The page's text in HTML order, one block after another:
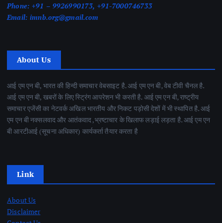
Phone: +91 – 9926990173, +91-7000746733
Email: imnb.org@gmail.com
About Us
आई एम एन बी, भारत की हिन्दी समाचार वेबसाइट है. आई एम एन बी, वेब टीवी चैनल है.
आई एम एन बी, खबरों के लिए स्ट्रिंग आपरेशन भी करती है. आई एम एन बी, राष्ट्रीय
समाचार एजेंसी का नेटवर्क अखिल भारतीय और निकट पड़ोसी देशों में भी स्थापित है. आई
एम एन बी नक्सलवाद और आतंकवाद ,भ्रष्टाचार के खिलाफ लड़ाई लड़ता है. आई एम एन
बी आरटीआई (सूचना अधिकार) कार्यकर्ता तैयार करता है
Link
About Us
Disclaimer